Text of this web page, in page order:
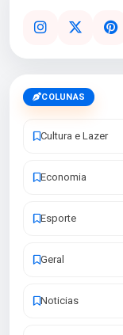
COLUNAS
Cultura e Lazer
Economia
Esporte
Geral
Noticias